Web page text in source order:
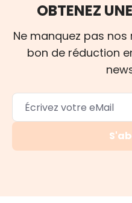
OBTENEZ
Ne manquez pas
bon de réduction